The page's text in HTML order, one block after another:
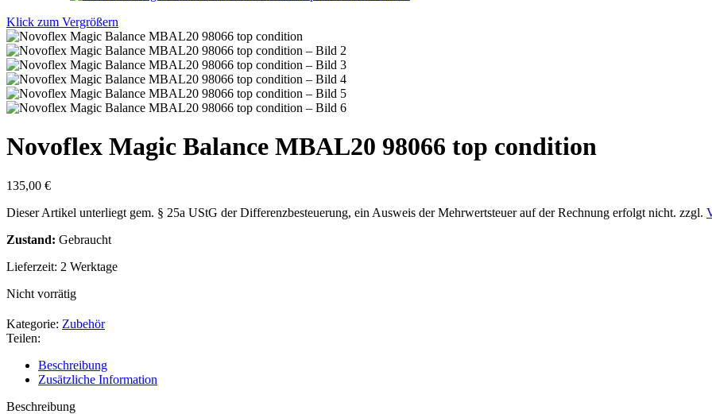
Klick zum Vergrößern
Novoflex Magic Balance MBAL20 98066 top condition
135,00 €
Dieser Artikel unterliegt gem. § 25a UStG der Differenzbesteuerung, ein Ausweis der Mehrwertsteuer auf der Rechnung erfolgt nicht. zzgl.
Zustand: Gebraucht
Lieferzeit: 2 Werktage
Nicht vorrätig
Kategorie: Zubehör
Teilen:
Beschreibung
Zusätzliche Information
Beschreibung